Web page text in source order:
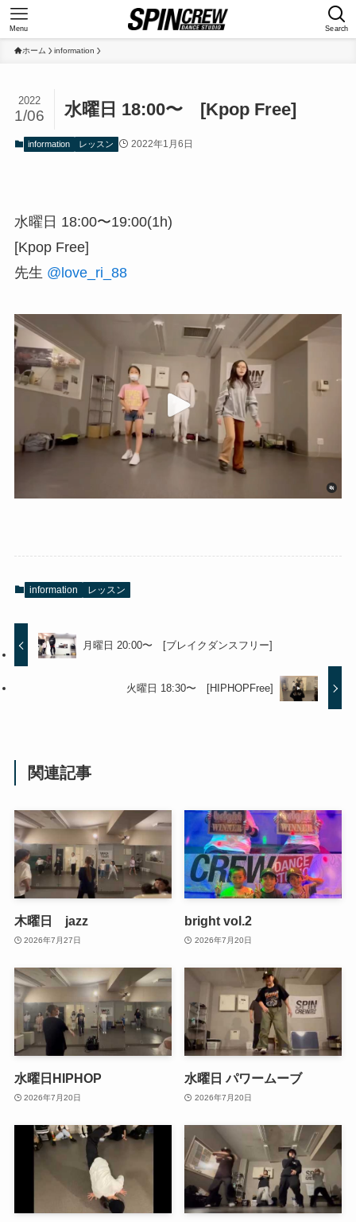
Search
Menu
ホーム information
水曜日 18:00〜 [Kpop Free]
2022
1/06
information レッスン 2022年1月6日
水曜日 18:00〜19:00(1h)
[Kpop Free]
先生 @love_ri_88
information レッスン
月曜日 20:00〜 [ブレイクダンスフリー]
火曜日 18:30〜 [HIPHOPFree]
関連記事
木曜日 jazz
2026年7月27日
bright vol.2
2026年7月20日
水曜日HIPHOP
2026年7月20日
水曜日 パワームーブ
2026年7月20日